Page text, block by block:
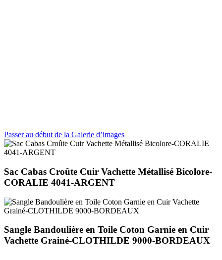
Passer au début de la Galerie d’images
Sac Cabas Croûte Cuir Vachette Métallisé Bicolore-
CORALIE 4041-ARGENT
Sangle Bandoulière en Toile Coton Garnie en Cuir
Vachette Grainé-CLOTHILDE 9000-BORDEAUX